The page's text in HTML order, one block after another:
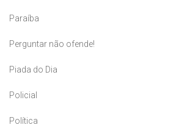
Paraíba
Perguntar não ofende!
Piada do Dia
Policial
Política